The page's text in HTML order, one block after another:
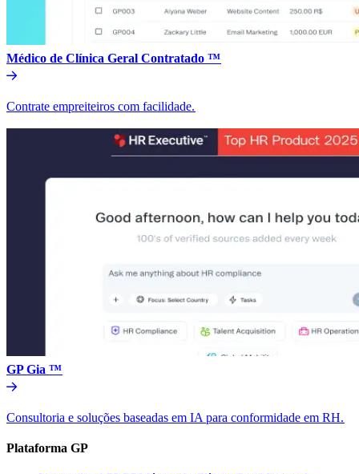
Médico de Clínica Geral Contratado ™​​
Contrate empreiteiros com facilidade.​​
GP Gia ™​​
Consultoria e soluções baseadas em IA para conformidade em RH.​​
Plataforma GP​​